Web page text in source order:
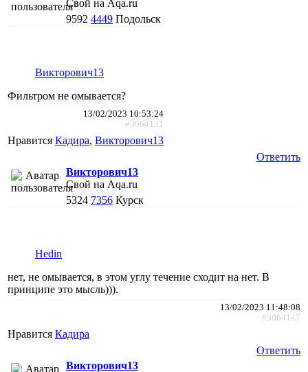
Свой на Aqa.ru
9592 4449 Подольск
Викторович13
Фильтром не омывается?
13/02/2023 10:53:24
#3064131
Нравится Кадира, Викторович13
Ответить
Викторович13
Свой на Aqa.ru
5324 7356 Курск
Hedin
нет, не омывается, в этом углу течение сходит на нет. В
принципе это мысль))).
13/02/2023 11:48:08
#3064147
Нравится Кадира
Ответить
Викторович13